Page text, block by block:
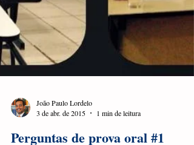
3 de abr. de 2015
1 min de leitura